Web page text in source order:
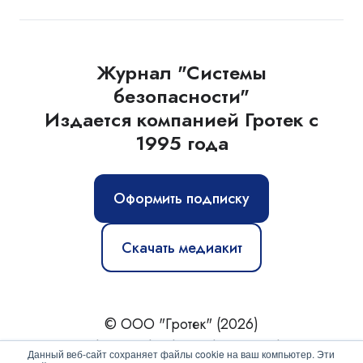
Данный веб-сайт сохраняет файлы cookie на ваш компьютер. Эти
Журнал "Системы
безопасности"
Издается компанией Гротек с
1995 года
Оформить подписку
Скачать медиакит
© ООО "Гротек" (2026)
Новости|Статьи|Обзоры|Журнал|О нас